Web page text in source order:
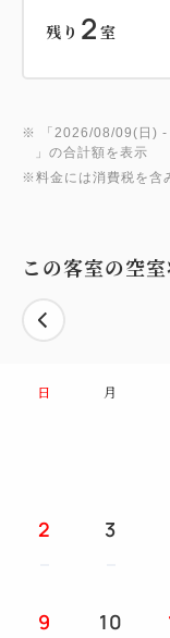
残り 2 室
※ 「 2026/08/09(日) -
」の合計額を表示
※料金には消費税を含
この客室の空
日 月
2 3
9 10